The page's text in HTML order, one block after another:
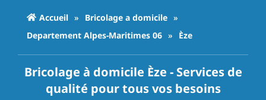
Accueil » Bricolage a domicile »
Departement Alpes-Maritimes 06 » Èze
Bricolage à domicile Èze - Services de
qualité pour tous vos besoins